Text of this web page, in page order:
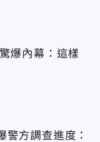
爆內幕：這樣
警方調查進度：